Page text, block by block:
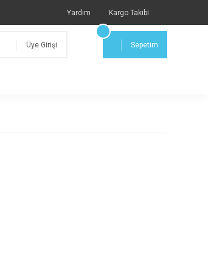
Yardım Kargo Takibi
Üye Girişi Sepetim